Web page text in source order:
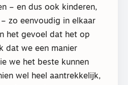
– en dus ook kinderen,
zo eenvoudig in elkaar
het gevoel dat het op
dat we een manier
we het beste kunnen
wel heel aantrekkelijk,